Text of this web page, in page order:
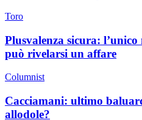
Toro
Plusvalenza sicura:
può rivelarsi un affare
Columnist
Cacciamani: ultimo
allodole?